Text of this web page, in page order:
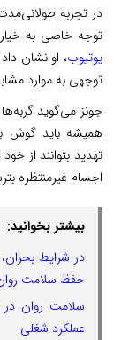
در تجربه
توجه خاصی به
یوتیوب، او نشان
توجهی به موارد
جونز می‌گوید
همیشه باید گوش
تهدید بتوانند از
اجسام غیرمنتظره
بیشتر بخوانید:
در شرایط
حفظ سلامت
سلامت روان در
عملکرد شغلی